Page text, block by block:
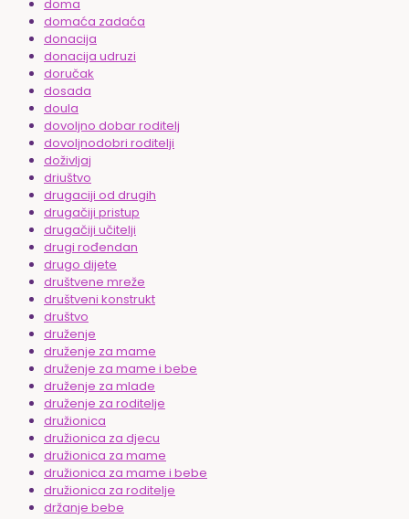
doma
domaća zadaća
donacija
donacija udruzi
doručak
dosada
doula
dovoljno dobar roditelj
dovoljnodobri roditelji
doživljaj
driuštvo
drugaciji od drugih
drugačiji pristup
drugačiji učitelji
drugi rođendan
drugo dijete
društvene mreže
društveni konstrukt
društvo
druženje
druženje za mame
druženje za mame i bebe
druženje za mlade
druženje za roditelje
družionica
družionica za djecu
družionica za mame
družionica za mame i bebe
družionica za roditelje
držanje bebe